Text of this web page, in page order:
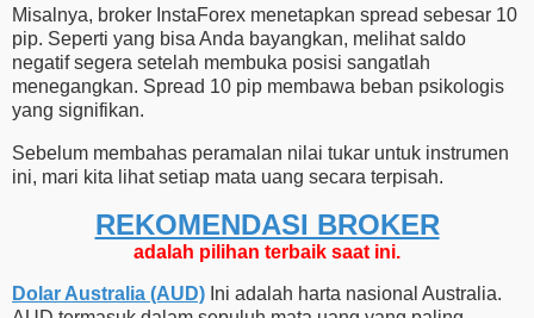
Misalnya, broker InstaForex menetapkan spread sebesar 10
pip. Seperti yang bisa Anda bayangkan, melihat saldo
negatif segera setelah membuka posisi sangatlah
menegangkan. Spread 10 pip membawa beban psikologis
yang signifikan.
Sebelum membahas peramalan nilai tukar untuk instrumen
ini, mari kita lihat setiap mata uang secara terpisah.
REKOMENDASI ​​BROKER
adalah pilihan terbaik saat ini.
Dolar Australia (AUD) Ini adalah harta nasional Australia.